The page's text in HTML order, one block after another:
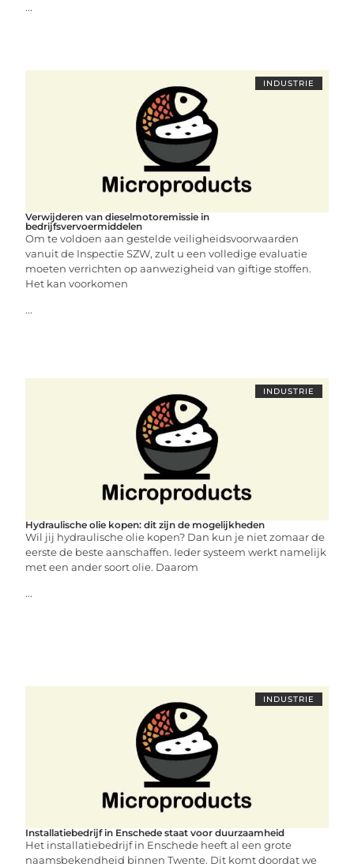
...
INDUSTRIE
Verwijderen van dieselmotoremissie in
bedrijfsvervoermiddelen
Om te voldoen aan gestelde veiligheidsvoorwaarden
vanuit de Inspectie SZW, zult u een volledige evaluatie
moeten verrichten op aanwezigheid van giftige stoffen.
Het kan voorkomen
...
INDUSTRIE
Hydraulische olie kopen: dit zijn de mogelijkheden
Wil jij hydraulische olie kopen? Dan kun je niet zomaar de
eerste de beste aanschaffen. Ieder systeem werkt namelijk
met een ander soort olie. Daarom
...
INDUSTRIE
Installatiebedrijf in Enschede staat voor duurzaamheid
Het installatiebedrijf in Enschede heeft al een grote
naamsbekendheid binnen Twente. Dit komt doordat we